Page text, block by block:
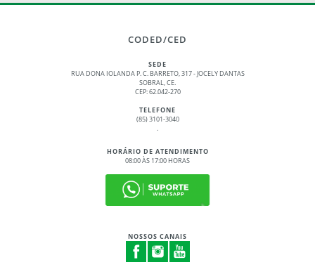
CODED/CED
SEDE
RUA DONA IOLANDA P. C. BARRETO, 317 - JOCELY DANTAS
SOBRAL, CE.
CEP: 62.042-270
TELEFONE
(85) 3101-3040
.
HORÁRIO DE ATENDIMENTO
08:00 ÀS 17:00 HORAS
NOSSOS CANAIS